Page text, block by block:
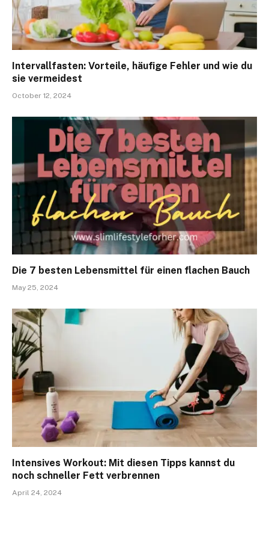
Intervallfasten: Vorteile, häufige Fehler und wie du
sie vermeidest
October 12, 2024
Die 7 besten Lebensmittel für einen flachen Bauch
May 25, 2024
Intensives Workout: Mit diesen Tipps kannst du
noch schneller Fett verbrennen
April 24, 2024